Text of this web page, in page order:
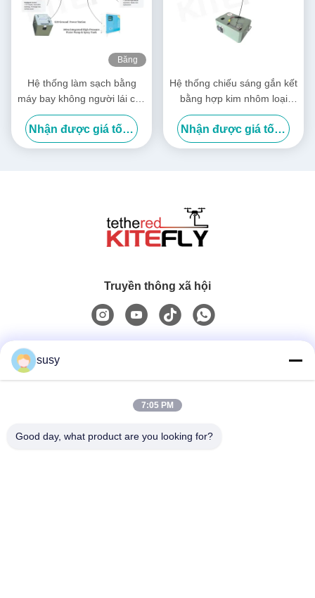
Băng
Hệ thống làm sạch bằng
máy bay không người lái cho
các tòa nhà cao tầng
Nhận được giá tốt nhất
Hệ thống chiếu sáng gắn kết
bằng hợp kim nhôm loại
hàng không vũ trụ M40 IP54
Kitefly
Nhận được giá tốt nhất
Truyền thông xã hội
0086-19952400441
susy
7:05 PM
Good day, what product are you looking for?